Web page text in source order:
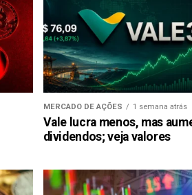
MERCADO DE AÇÕES 1 semana atrás
Vale lucra menos, mas
dividendos; veja valores